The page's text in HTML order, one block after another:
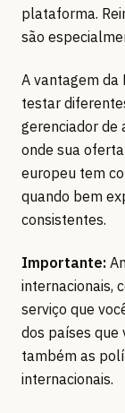
plataforma.
são
A vantagem da
testar
gerenciador de
onde sua
europeu tem
quando bem
consistentes.
Importante:
internacionais,
serviço que
dos países que
também as
internacionais.